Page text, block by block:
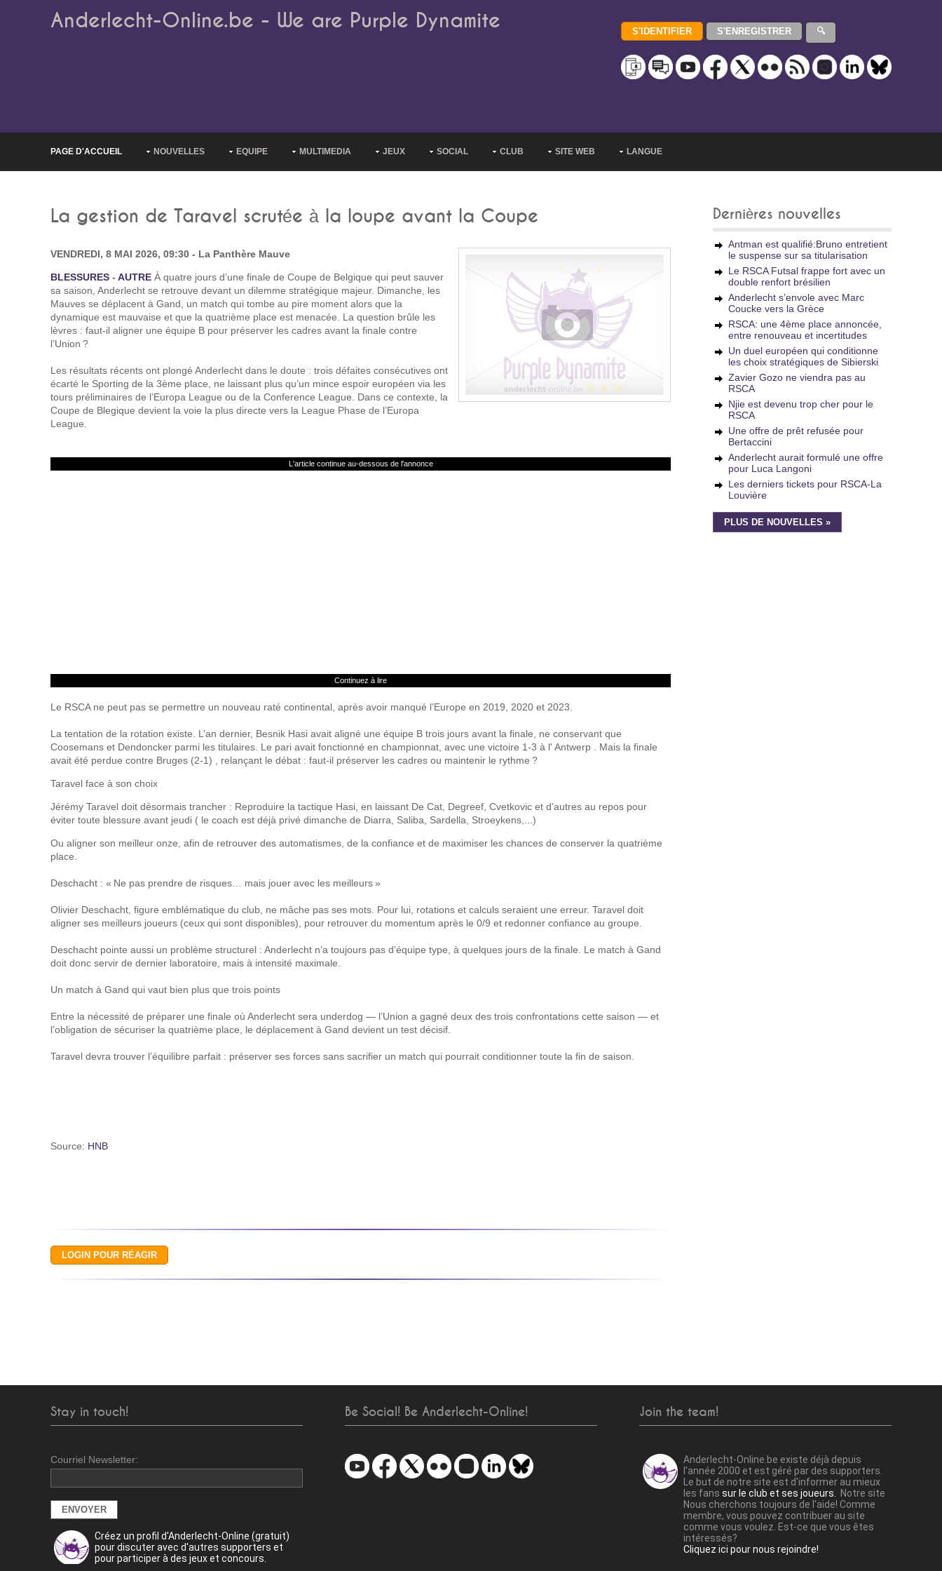
Anderlecht-Online.be - We are Purple Dynamite
PAGE D'ACCUEIL NOUVELLES EQUIPE MULTIMEDIA JEUX SOCIAL CLUB SITE WEB LANGUE
La gestion de Taravel scrutée à la loupe avant la Coupe
VENDREDI, 8 MAI 2026, 09:30 - La Panthère Mauve
BLESSURES - AUTRE À quatre jours d’une finale de Coupe de Belgique qui peut sauver
sa saison, Anderlecht se retrouve devant un dilemme stratégique majeur. Dimanche, les
Mauves se déplacent à Gand, un match qui tombe au pire moment alors que la
dynamique est mauvaise et que la quatrième place est menacée. La question brûle les
lèvres : faut‑il aligner une équipe B pour préserver les cadres avant la finale contre
l’Union ?
Les résultats récents ont plongé Anderlecht dans le doute : trois défaites consécutives ont
écarté le Sporting de la 3ème place, ne laissant plus qu’un mince espoir européen via les
tours préliminaires de l’Europa League ou de la Conference League. Dans ce contexte, la
Coupe de Blegique devient la voie la plus directe vers la League Phase de l’Europa
League.
L'article continue au-dessous de l'annonce
Continuez à lire
Le RSCA ne peut pas se permettre un nouveau raté continental, après avoir manqué l’Europe en 2019, 2020 et 2023.
La tentation de la rotation existe. L’an dernier, Besnik Hasi avait aligné une équipe B trois jours avant la finale, ne conservant que
Coosemans et Dendoncker parmi les titulaires. Le pari avait fonctionné en championnat, avec une victoire 1‑3 à l' Antwerp . Mais la finale
avait été perdue contre Bruges (2‑1) , relançant le débat : faut‑il préserver les cadres ou maintenir le rythme ?
Taravel face à son choix
Jérémy Taravel doit désormais trancher : Reproduire la tactique Hasi, en laissant De Cat, Degreef, Cvetkovic et d’autres au repos pour
éviter toute blessure avant jeudi ( le coach est déjà privé dimanche de Diarra, Saliba, Sardella, Stroeykens,...)
Ou aligner son meilleur onze, afin de retrouver des automatismes, de la confiance et de maximiser les chances de conserver la quatrième
place.
Deschacht : « Ne pas prendre de risques… mais jouer avec les meilleurs »
Olivier Deschacht, figure emblématique du club, ne mâche pas ses mots. Pour lui, rotations et calculs seraient une erreur. Taravel doit
aligner ses meilleurs joueurs (ceux qui sont disponibles), pour retrouver du momentum après le 0/9 et redonner confiance au groupe.
Deschacht pointe aussi un problème structurel : Anderlecht n’a toujours pas d’équipe type, à quelques jours de la finale. Le match à Gand
doit donc servir de dernier laboratoire, mais à intensité maximale.
Un match à Gand qui vaut bien plus que trois points
Entre la nécessité de préparer une finale où Anderlecht sera underdog — l’Union a gagné deux des trois confrontations cette saison — et
l’obligation de sécuriser la quatrième place, le déplacement à Gand devient un test décisif.
Taravel devra trouver l’équilibre parfait : préserver ses forces sans sacrifier un match qui pourrait conditionner toute la fin de saison.
Source: HNB
Dernières nouvelles
Antman est qualifié:Bruno entretient
le suspense sur sa titularisation
Le RSCA Futsal frappe fort avec un
double renfort brésilien
Anderlecht s’envole avec Marc
Coucke vers la Grèce
RSCA: une 4ème place annoncée,
entre renouveau et incertitudes
Un duel européen qui conditionne
les choix stratégiques de Sibierski
Zavier Gozo ne viendra pas au
RSCA
Njie est devenu trop cher pour le
RSCA
Une offre de prêt refusée pour
Bertaccini
Anderlecht aurait formulé une offre
pour Luca Langoni
Les derniers tickets pour RSCA-La
Louvière
PLUS DE NOUVELLES »
Stay in touch!
Courriel Newsletter:
Créez un profil d'Anderlecht-Online (gratuit)
pour discuter avec d'autres supporters et
pour participer à des jeux et concours.
Be Social! Be Anderlecht-Online! Join the team!
Anderlecht-Online.be existe déjà depuis
l'année 2000 et est géré par des supporters.
Le but de notre site est d'informer au mieux
les fans sur le club et ses joueurs.
Notre site
Nous cherchons toujours de l'aide! Comme
membre, vous pouvez contribuer au site
comme vous voulez. Est-ce que vous êtes
intéressés?
Cliquez ici pour nous rejoindre!